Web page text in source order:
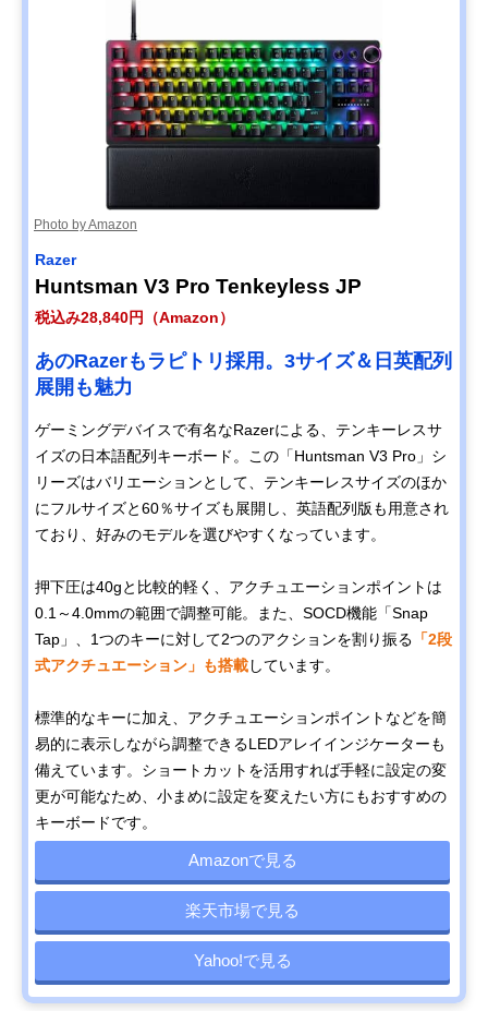
Photo by Amazon
Razer
Huntsman V3 Pro Tenkeyless JP
税込み28,840円（Amazon）
あのRazerもラピトリ採用。3サイズ＆日英配列
展開も魅力
ゲーミングデバイスで有名なRazerによる、テンキーレスサ
イズの日本語配列キーボード。この「Huntsman V3 Pro」シ
リーズはバリエーションとして、テンキーレスサイズのほか
にフルサイズと60％サイズも展開し、英語配列版も用意され
ており、好みのモデルを選びやすくなっています。
押下圧は40gと比較的軽く、アクチュエーションポイントは
0.1～4.0mmの範囲で調整可能。また、SOCD機能「Snap
Tap」、1つのキーに対して2つのアクションを割り振る 「2段
式アクチュエーション」も搭載しています。
標準的なキーに加え、アクチュエーションポイントなどを簡
易的に表示しながら調整できるLEDアレイインジケーターも
備えています。ショートカットを活用すれば手軽に設定の変
更が可能なため、小まめに設定を変えたい方にもおすすめの
キーボードです。
Amazonで見る
楽天市場で見る
Yahoo!で見る